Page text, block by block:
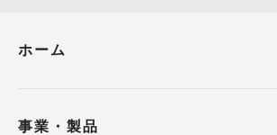
ホーム
事業・製品